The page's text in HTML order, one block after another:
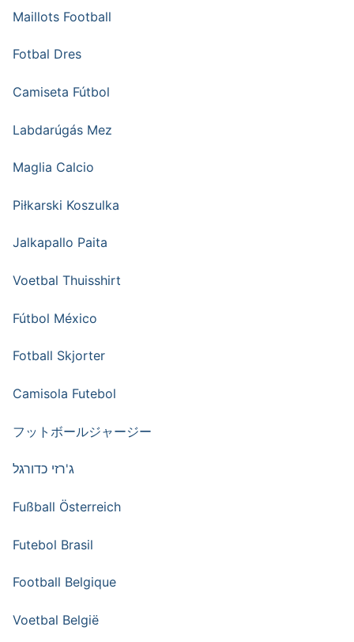
Maillots Football
Fotbal Dres
Camiseta Fútbol
Labdarúgás Mez
Maglia Calcio
Piłkarski Koszulka
Jalkapallo Paita
Voetbal Thuisshirt
Fútbol México
Fotball Skjorter
Camisola Futebol
フットボールジャージー
ג'רזי כדורגל
Fußball Österreich
Futebol Brasil
Football Belgique
Voetbal België